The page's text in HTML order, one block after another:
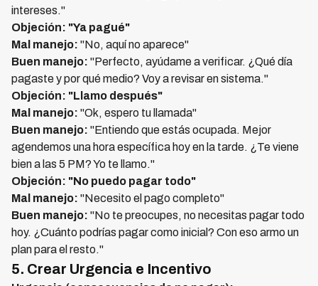
intereses."
Objeción: "Ya pagué"
Mal manejo: "No, aquí no aparece"
Buen manejo: "Perfecto, ayúdame a verificar. ¿Qué día
pagaste y por qué medio? Voy a revisar en sistema."
Objeción: "Llamo después"
Mal manejo: "Ok, espero tu llamada"
Buen manejo: "Entiendo que estás ocupada. Mejor
agendemos una hora específica hoy en la tarde. ¿Te viene
bien a las 5 PM? Yo te llamo."
Objeción: "No puedo pagar todo"
Mal manejo: "Necesito el pago completo"
Buen manejo: "No te preocupes, no necesitas pagar todo
hoy. ¿Cuánto podrías pagar como inicial? Con eso armo un
plan para el resto."
5. Crear Urgencia e Incentivo